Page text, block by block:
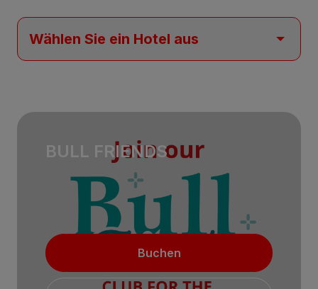
BULL FRIENDS
Buchen